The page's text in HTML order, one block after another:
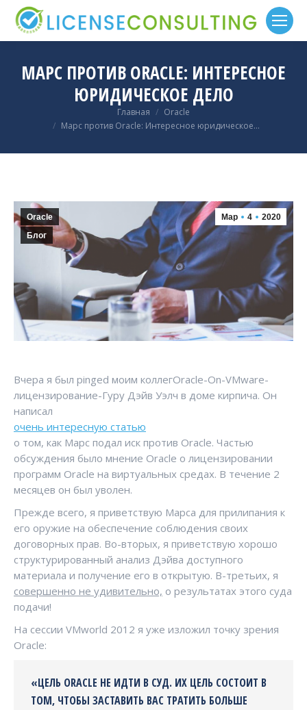
МАРС ПРОТИВ ORACLE: ИНТЕРЕСНОЕ
ЮРИДИЧЕСКОЕ ДЕЛО
Главная
Oracle
Марс против Oracle: Интересное юридическое…
Мар 4 2020
Oracle
Блог
Вчера я был pinged моим коллегOracle-On-VMware-
лицензирование-Гуру Дэйв Уэлч в доме кирпича. Он
написал
очень интересную статью
о том, как Марс подал иск против Oracle. Частью
обсуждения было мнение Oracle о лицензировании
программ Oracle на виртуальных средах. В течение 2
месяцев он был уволен.
Прежде всего, я приветствую Марса для прилипания к
его оружие на обеспечение соблюдения своих
договорных прав. Во-вторых, я приветствую хорошо
структурированный анализ Дэйва доступного
материала и получение его в открытую. В-третьих, я
совершенно не удивительно, о результатах этого суда
подачи!
На сессии VMworld 2012 я уже изложил точку зрения
Oracle:
«ЦЕЛЬ ORACLE НЕ ИДТИ В СУД. ИХ ЦЕЛЬ СОСТОИТ В
ТОМ, ЧТОБЫ ЗАСТАВИТЬ ВАС ТРАТИТЬ БОЛЬШЕ